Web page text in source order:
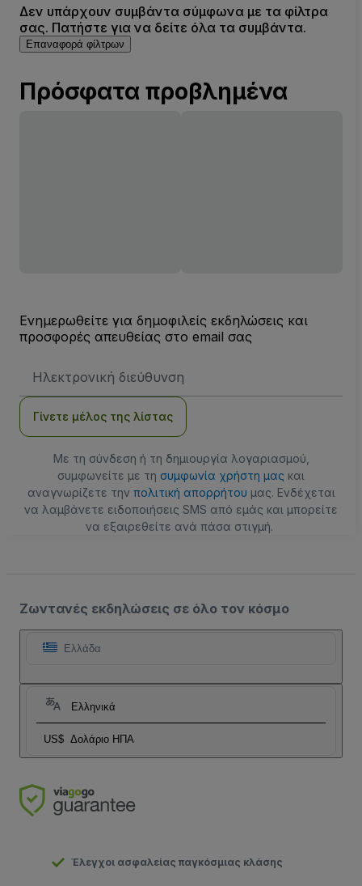
Δεν υπάρχουν συμβάντα σύμφωνα με τα φίλτρα
σας. Πατήστε για να δείτε όλα τα συμβάντα.
Επαναφορά φίλτρων
Πρόσφατα προβλημένα
Ενημερωθείτε για δημοφιλείς εκδηλώσεις και
προσφορές απευθείας στο email σας
Email
Γίνετε μέλος της λίστας
Με τη σύνδεση ή τη δημιουργία λογαριασμού,
συμφωνείτε με τη συμφωνία χρήστη μας και
αναγνωρίζετε την πολιτική απορρήτου μας. Ενδέχεται
να λαμβάνετε ειδοποιήσεις SMS από εμάς και μπορείτε
να εξαιρεθείτε ανά πάσα στιγμή.
Ζωντανές εκδηλώσεις σε όλο τον κόσμο
Ελλάδα
Ελληνικά
US$ Δολάριο ΗΠΑ
Έλεγχοι ασφαλείας παγκόσμιας κλάσης